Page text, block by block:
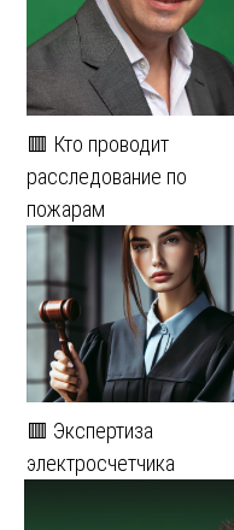
🟥 Кто проводит
расследование по
пожарам
🟥 Экспертиза
электросчетчика